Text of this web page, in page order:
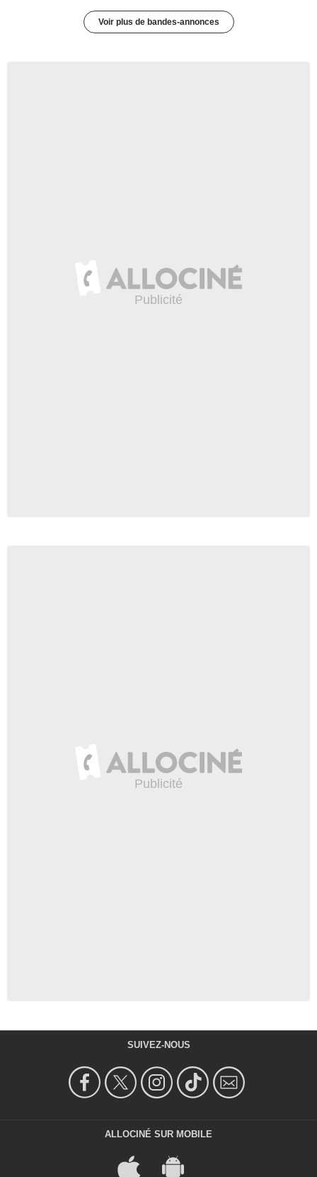
Voir plus de bandes-annonces
SUIVEZ-NOUS
ALLOCINÉ SUR MOBILE